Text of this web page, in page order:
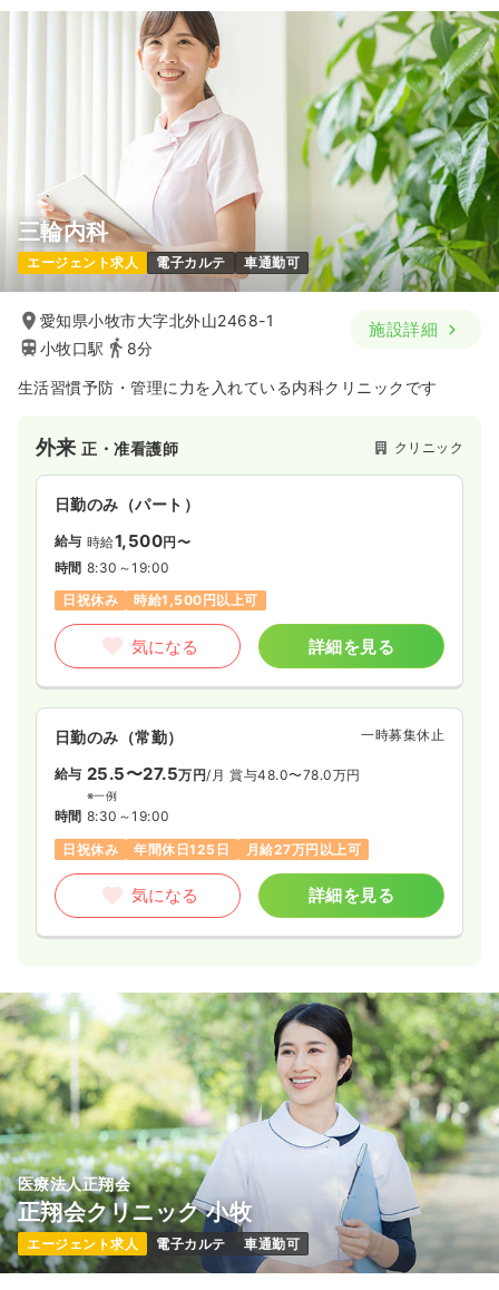
日勤のみ（パート） 一時募集休止
1,400円
8:30～17:30（休憩60分）
時給1,400円以上可
気になる 詳細を見る
その他正看護師 療養型病院
日勤のみ（常勤） 一時募集休止
25.8
※一例
時間 8:30～17:30
（休憩60分）
気になる 詳細を見る
三輪内科
エージェント求人 電子カルテ 車通勤可
愛知県小牧市大字北外山2468-1
小牧口駅
8分
施設詳細
生活習慣予防・管理に力を入れている内科クリニックです
外来正・准看護師 クリニック
日勤のみ（パート）
給与 時給1,500円〜
時間 8:30～19:00
日祝休み
時給1,500円以上可
気になる 詳細を見る
日勤のみ（常勤） 一時募集休止
給与 25.5〜27.5万円/月 賞与48.0〜78.0万円
※一例
時間 8:30～19:00
日祝休み
年間休日125日 月給27万円以上可
気になる 詳細を見る
医療法人正翔会
正翔会クリニック 小牧
エージェント求人 電子カルテ 車通勤可